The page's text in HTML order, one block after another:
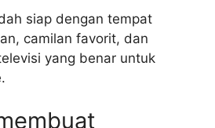
siap dengan tempat
camilan favorit, dan
yang benar untuk